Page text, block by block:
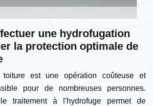
une hydrofugation
la protection optimale de
toiture est une opération coûteuse et
pour de nombreuses personnes.
le traitement à l'hydrofuge permet de